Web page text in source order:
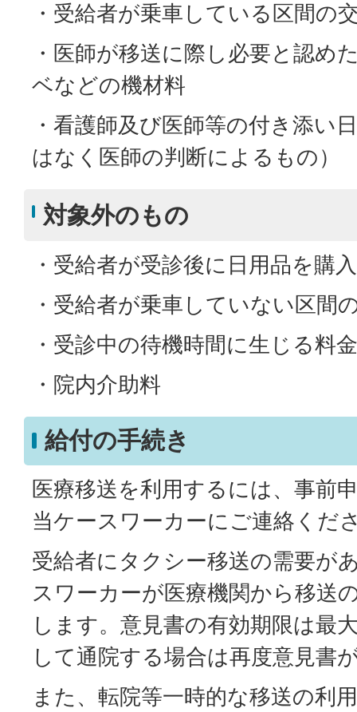
・受給者が乗車している区間の
・医師が移送に際し必要と認め
ベなどの機材料
・看護師及び医師等の付き添い
はなく医師の判断によるもの）
対象外のもの
・受給者が受診後に日用品を購
・受給者が乗車していない区間
・受診中の待機時間に生じる料金
・院内介助料
給付の手続き
医療移送を利用するには、事前
当ケースワーカーにご連絡くだ
受給者にタクシー移送の需要が
スワーカーが医療機関から移送
します。意見書の有効期限は最
して通院する場合は再度意見書
また、転院等一時的な移送の利